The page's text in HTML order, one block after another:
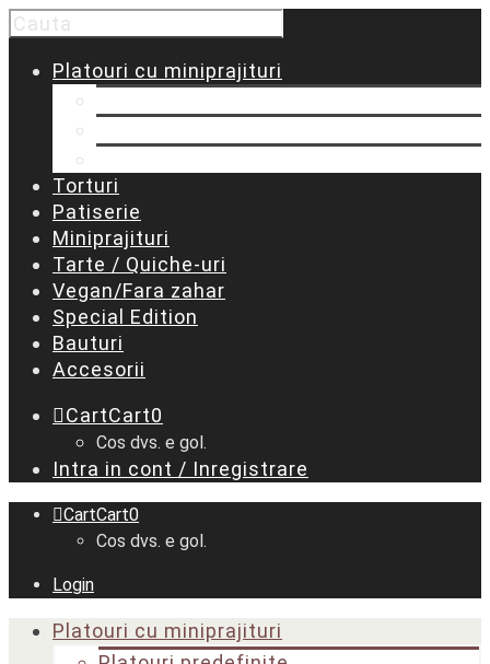
Platouri cu miniprajituri
Torturi
Patiserie
Miniprajituri
Tarte / Quiche-uri
Vegan/Fara zahar
Special Edition
Bauturi
Accesorii
CartCart0
Cos dvs. e gol.
Intra in cont / Inregistrare
CartCart0
Cos dvs. e gol.
Login
Platouri cu miniprajituri